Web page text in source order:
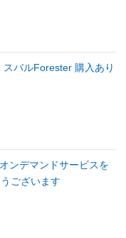
バルForester 購入あり
ンデマンドサービスを
ございます